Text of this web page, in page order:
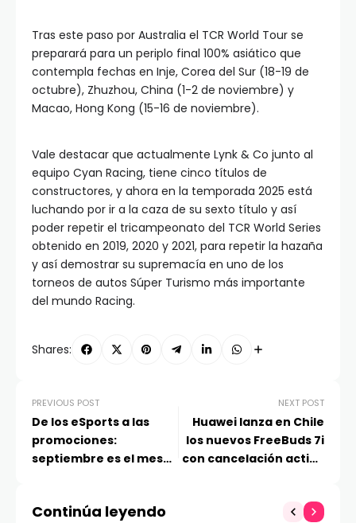
Tras este paso por Australia el TCR World Tour se
preparará para un periplo final 100% asiático que
contempla fechas en Inje, Corea del Sur (18-19 de
octubre), Zhuzhou, China (1-2 de noviembre) y
Macao, Hong Kong (15-16 de noviembre).
Vale destacar que actualmente Lynk & Co junto al
equipo Cyan Racing, tiene cinco títulos de
constructores, y ahora en la temporada 2025 está
luchando por ir a la caza de su sexto título y así
poder repetir el tricampeonato del TCR World Series
obtenido en 2019, 2020 y 2021, para repetir la hazaña
y así demostrar su supremacía en uno de los
torneos de autos Súper Turismo más importante
del mundo Racing.
Shares:
PREVIOUS POST
De los eSports a las
promociones:
septiembre es el mes
NEXT POST
Huawei lanza en Chile
los nuevos FreeBuds 7i
con cancelación activa
Continúa leyendo